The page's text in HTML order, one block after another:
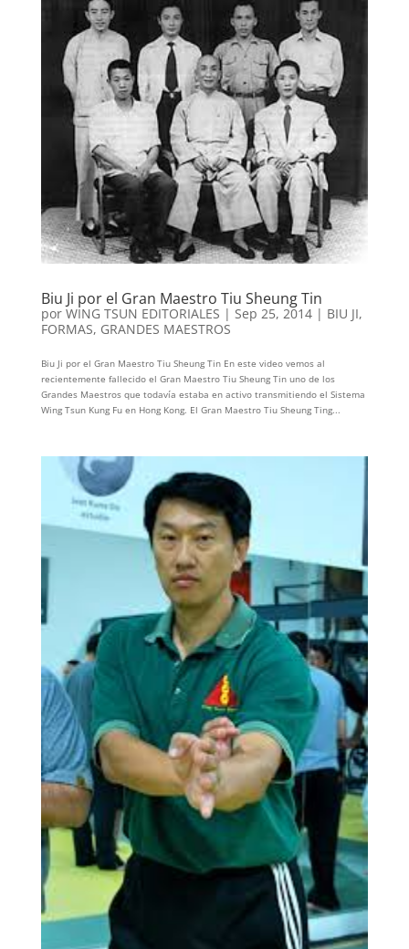
Biu Ji por el Gran Maestro Tiu Sheung Tin
por WING TSUN EDITORIALES | Sep 25, 2014| BIU JI,
FORMAS, GRANDES MAESTROS
Biu Ji por el Gran Maestro Tiu Sheung Tin En este video vemos al
recientemente fallecido el Gran Maestro Tiu Sheung Tin uno de los
Grandes Maestros que todavía estaba en activo transmitiendo el Sistema
Wing Tsun Kung Fu en Hong Kong. El Gran Maestro Tiu Sheung Ting...